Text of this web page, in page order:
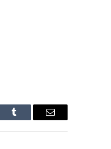
Tumblr Email